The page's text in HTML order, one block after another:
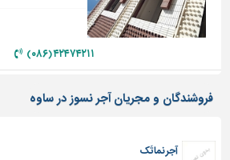
دیوارپوش،
کفپوش
سنگ
سرویس
ابزار،یراق
۴۲۴۷۴۲۱۱ (۰۸۶)
فروشندگان و مجریان آجر نسوز در ساوه
آجر نماتَک